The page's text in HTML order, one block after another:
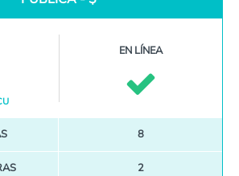
EN LÍNEA
8
2